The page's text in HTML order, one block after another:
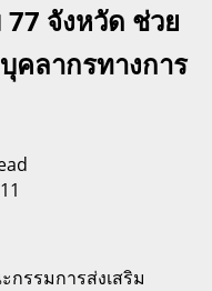
จังหวัด ช่วย
คลากรทางการ
กรรมการส่งเสริม